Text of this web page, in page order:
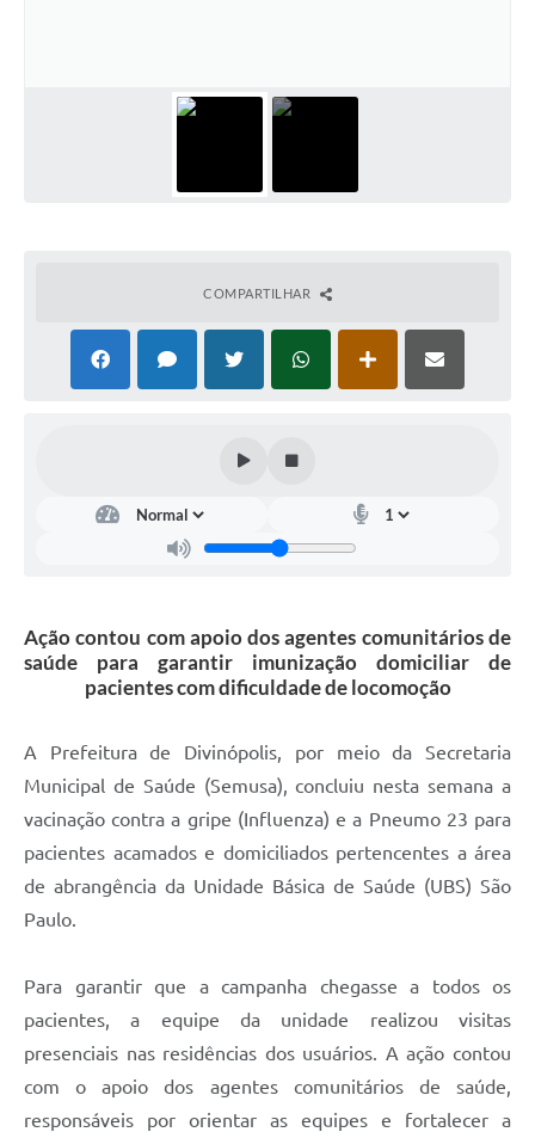
COMPARTILHAR
Ação contou com apoio dos agentes comunitários de
saúde para garantir imunização domiciliar de
pacientes com dificuldade de locomoção
A Prefeitura de Divinópolis, por meio da Secretaria
Municipal de Saúde (Semusa), concluiu nesta semana a
vacinação contra a gripe (Influenza) e a Pneumo 23 para
pacientes acamados e domiciliados pertencentes a área
de abrangência da Unidade Básica de Saúde (UBS) São
Paulo.
Para garantir que a campanha chegasse a todos os
pacientes, a equipe da unidade realizou visitas
presenciais nas residências dos usuários. A ação contou
com o apoio dos agentes comunitários de saúde,
responsáveis por orientar as equipes e fortalecer a